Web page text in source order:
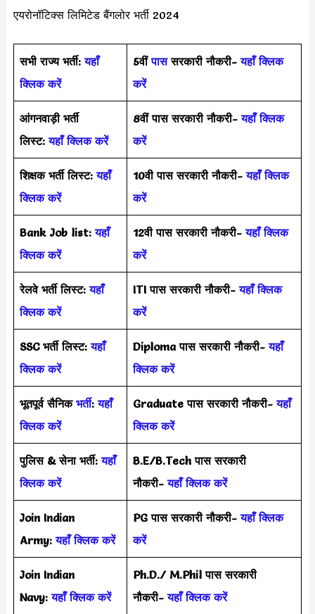
एयरोनॉटिक्स लिमिटेड बैंगलोर भर्ती 2024
सभी राज्य भर्ती: यहाँ
क्लिक करें
5वींपाससरकारी नौकरी- यहाँ क्लिक
करें
आंगनवाड़ी भर्ती
लिस्ट: यहाँ क्लिक करें
8वीं पास सरकारी नौकरी- यहाँ क्लिक
करें
शिक्षक भर्ती लिस्ट: यहाँ
क्लिक करें
10वी पास सरकारी नौकरी- यहाँ क्लिक
करें
Bank Job list: यहाँ
क्लिक करें
12वी पास सरकारी नौकरी- यहाँ क्लिक
करें
रेलवे भर्ती लिस्ट: यहाँ
क्लिक करें
ITI पास सरकारी नौकरी- यहाँ क्लिक
करें
SSC भर्ती लिस्ट: यहाँ
क्लिक करें
Diploma पास सरकारी नौकरी- यहाँ
क्लिक करें
भूतपूर्व सैनिक भर्ती: यहाँ
क्लिक करें
Graduate पास सरकारी नौकरी- यहाँ
क्लिक करें
पुलिस & सेना भर्ती: यहाँ
क्लिक करें
B.E/B.Tech पास सरकारी
नौकरी- यहाँ क्लिक करें
Join Indian
Army:यहाँ क्लिक करें
PG पास सरकारी नौकरी- यहाँ क्लिक
करें
Join Indian
Navy:यहाँ क्लिक करें
Ph.D./ M.Phil पास सरकारी
नौकरी- यहाँ क्लिक करें